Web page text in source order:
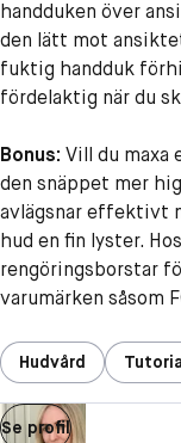
handduken över
den lätt mot
fuktig handduk
fördelaktig när du
Bonus: Vill du maxa
den snäppet mer
avlägsnar effektivt
hud en fin lyster.
rengöringsborstar
varumärken såsom
Hudvård
Se profil